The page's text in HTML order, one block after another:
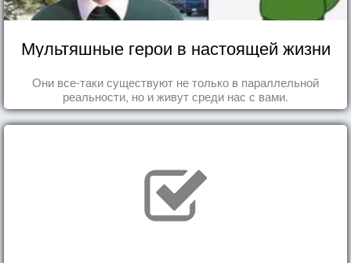
Мультяшные герои в настоящей жизни
Они все-таки существуют не только в параллельной
реальности, но и живут среди нас с вами.